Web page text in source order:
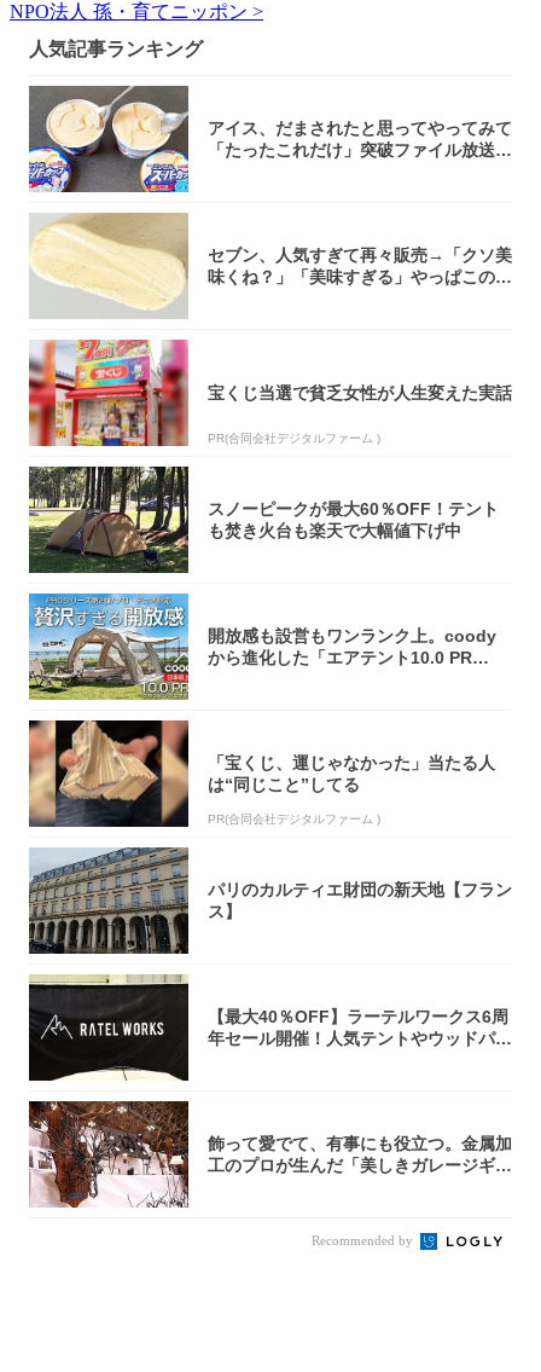
NPO法人 孫・育てニッポン >
人気記事ランキング
アイス、だまされたと思ってやってみて
「たったこれだけ」突破ファイル放送で
セブン、人気すぎて再々販売→「クソ美
味くね？」「美味すぎる」やっぱこのク
宝くじ当選で貧乏女性が人生変えた実話
PR(合同会社デジタルファーム )
スノーピークが最大60％OFF！テント
も焚き火台も楽天で大幅値下げ中
開放感も設営もワンランク上。coody
から進化した「エアテント10.0 PR
「宝くじ、運じゃなかった」当たる人
は“同じこと”してる
PR(合同会社デジタルファーム )
パリのカルティエ財団の新天地【フラン
ス】
【最大40％OFF】ラーテルワークス6周
年セール開催！人気テントやウッドパネ
飾って愛でて、有事にも役立つ。金属加
工のプロが生んだ「美しきガレージギ
Recommended by